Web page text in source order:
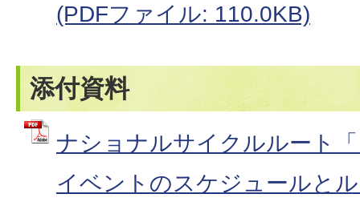
(PDFファイル: 110.0KB)
添付資料
ナショナルサイクルルート
イベントのスケジュールと